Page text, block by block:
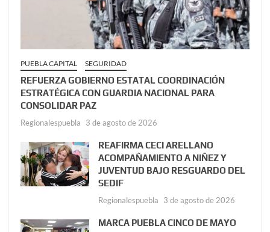
PUEBLA CAPITAL SEGURIDAD
REFUERZA GOBIERNO ESTATAL COORDINACIÓN
ESTRATÉGICA CON GUARDIA NACIONAL PARA
CONSOLIDAR PAZ
Regionalespuebla 3 de agosto de 2026
REAFIRMA CECI ARELLANO
ACOMPAÑAMIENTO A NIÑEZ Y
JUVENTUD BAJO RESGUARDO DEL
SEDIF
Regionalespuebla 3 de agosto de 2026
MARCA PUEBLA CINCO DE MAYO